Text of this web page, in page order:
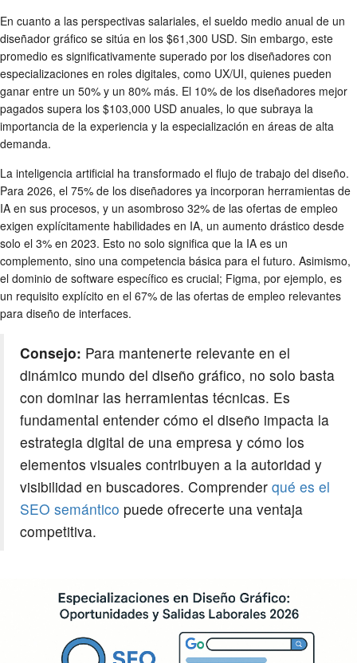
En cuanto a las perspectivas salariales, el sueldo medio anual de un
diseñador gráfico se sitúa en los $61,300 USD. Sin embargo, este
promedio es significativamente superado por los diseñadores con
especializaciones en roles digitales, como UX/UI, quienes pueden
ganar entre un 50% y un 80% más. El 10% de los diseñadores mejor
pagados supera los $103,000 USD anuales, lo que subraya la
importancia de la experiencia y la especialización en áreas de alta
demanda.
La inteligencia artificial ha transformado el flujo de trabajo del diseño.
Para 2026, el 75% de los diseñadores ya incorporan herramientas de
IA en sus procesos, y un asombroso 32% de las ofertas de empleo
exigen explícitamente habilidades en IA, un aumento drástico desde
solo el 3% en 2023. Esto no solo significa que la IA es un
complemento, sino una competencia básica para el futuro. Asimismo,
el dominio de software específico es crucial; Figma, por ejemplo, es
un requisito explícito en el 67% de las ofertas de empleo relevantes
para diseño de interfaces.
Consejo: Para mantenerte relevante en el
dinámico mundo del diseño gráfico, no solo basta
con dominar las herramientas técnicas. Es
fundamental entender cómo el diseño impacta la
estrategia digital de una empresa y cómo los
elementos visuales contribuyen a la autoridad y
visibilidad en buscadores. Comprender qué es el
SEO semántico puede ofrecerte una ventaja
competitiva.